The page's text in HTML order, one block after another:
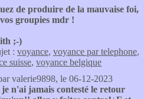
de produire de la mauvaise foi,
vos groupies mdr !
;-)
: voyance, voyance par telephone,
suisse, voyance belgique
valerie9898, le 06-12-2023
n'ai jamais contesté le retour